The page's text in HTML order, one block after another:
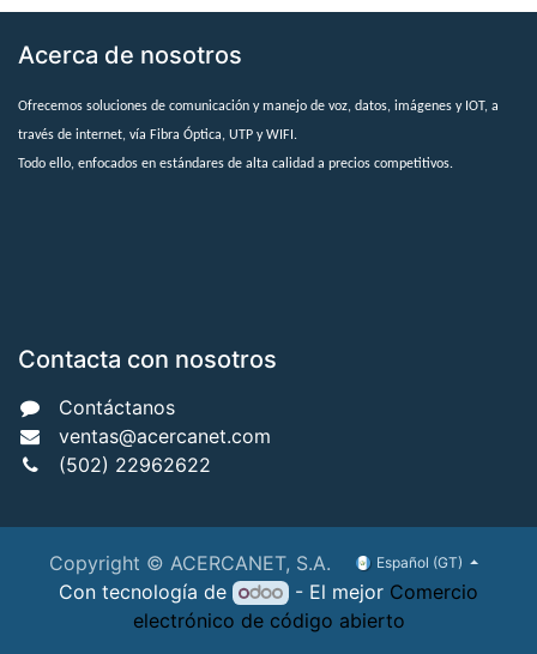
Acerca de nosotros
Ofrecemos soluciones de comunicación y manejo de voz, datos, imágenes y IOT, a
través de internet, vía Fibra Óptica, UTP y WIFI.
Todo ello, enfocados en estándares de alta calidad a precios competitivos.
Contacta con nosotros
Contáctanos
ventas@acercanet.com
(502) 22962622
Copyright © ACERCANET, S.A. Español (GT)
Con tecnología de - El mejor Comercio
electrónico de código abierto